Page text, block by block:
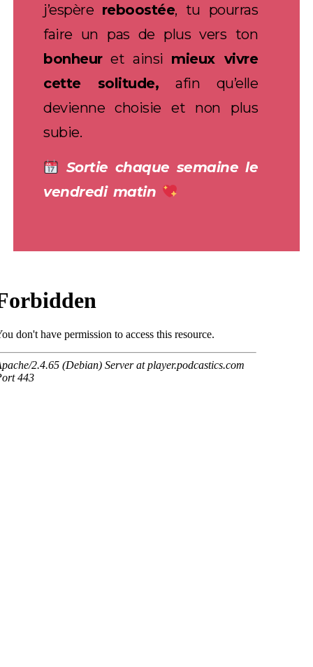
j’espère reboostée, tu pourras
faire un pas de plus vers ton
bonheuret ainsi mieux vivre
cette solitude,afin qu’elle
devienne choisie et non plus
subie.
Sortie chaque semaine le
vendredi matin